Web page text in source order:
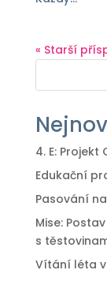
« Starší
4. E:
Edukační
Pasování
Mise:
s
Vítání léta